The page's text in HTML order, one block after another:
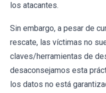
los atacantes.
Sin embargo, a pesar de
rescate, las víctimas no
claves/herramientas de
desaconsejamos esta
los datos no está